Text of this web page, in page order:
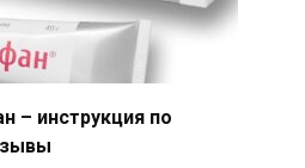
– инструкция по